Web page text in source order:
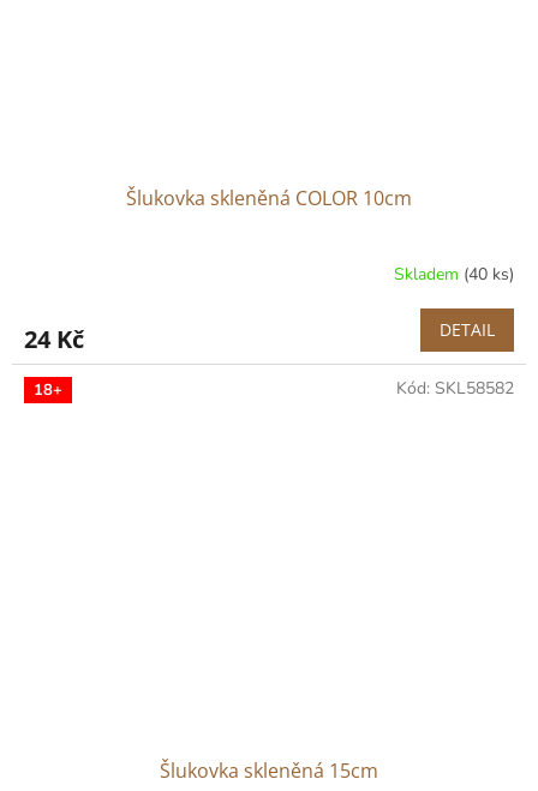
Šlukovka skleněná COLOR 10cm
Skladem (40 ks)
24 Kč DETAIL
18+
Šlukovka skleněná 15cm
Kód: SKL58582